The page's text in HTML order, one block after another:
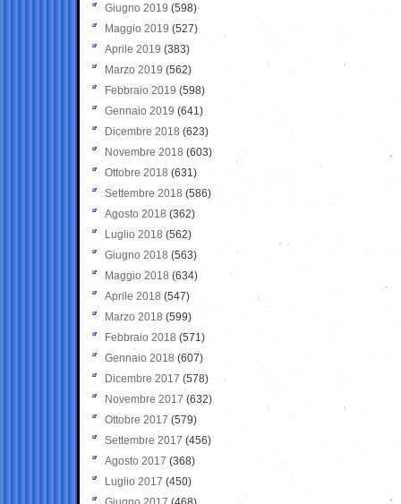
Giugno 2019 (598)
Maggio 2019 (527)
Aprile 2019 (383)
Marzo 2019 (562)
Febbraio 2019 (598)
Gennaio 2019 (641)
Dicembre 2018 (623)
Novembre 2018 (603)
Ottobre 2018 (631)
Settembre 2018 (586)
Agosto 2018 (362)
Luglio 2018 (562)
Giugno 2018 (563)
Maggio 2018 (634)
Aprile 2018 (547)
Marzo 2018 (599)
Febbraio 2018 (571)
Gennaio 2018 (607)
Dicembre 2017 (578)
Novembre 2017 (632)
Ottobre 2017 (579)
Settembre 2017 (456)
Agosto 2017 (368)
Luglio 2017 (450)